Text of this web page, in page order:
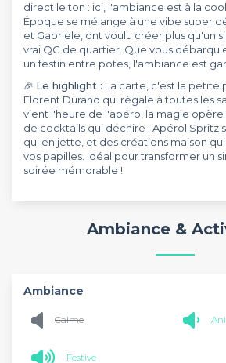
direct le ton : ici, l'ambiance est à la
Époque se mélange à une vibe super
et Gabriele, ont voulu créer plus qu'un
vrai QG de quartier. Que vous
un festin entre potes, l'ambiance est
🎉 Le highlight : La carte, c'est la petite
Florent Durand qui régale à toutes les
vient l'heure de l'apéro, la magie
de cocktails qui déchire : Apérol Spritz
qui en jette, et des créations maison
vos papilles. Idéal pour transformer un
soirée mémorable !
Ambiance &
Ambiance
Calme
Festive